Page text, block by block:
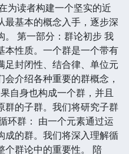
为读者构建一个坚实的近
最基本的概念入手，逐步深
。 第一部分：群论初步 我
本性质。一个群是一个带有
足封闭性、结合律、单位元
介绍各种重要的群概念，
自身也构成一个群，并且
群的子群。我们将研究子群
环群： 由一个元素通过运
成的群。我们将深入理解循
个群论中的重要性。 陪